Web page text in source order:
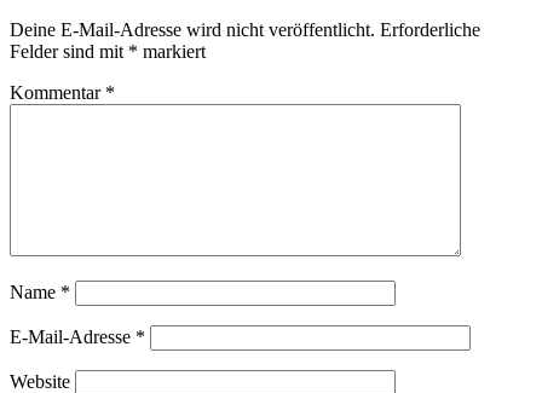
Deine E-Mail-Adresse wird nicht veröffentlicht. Erforderliche
Felder sind mit * markiert
Kommentar *
Name *
E-Mail-Adresse *
Website